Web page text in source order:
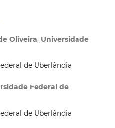
Oliveira, Universidade
de Uberlândia
Federal de
de Uberlândia